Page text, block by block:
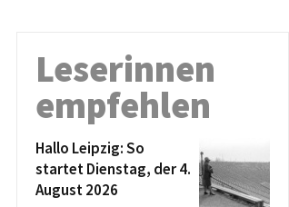
Leserinnen
empfehlen
Hallo Leipzig: So
startet Dienstag, der 4.
August 2026